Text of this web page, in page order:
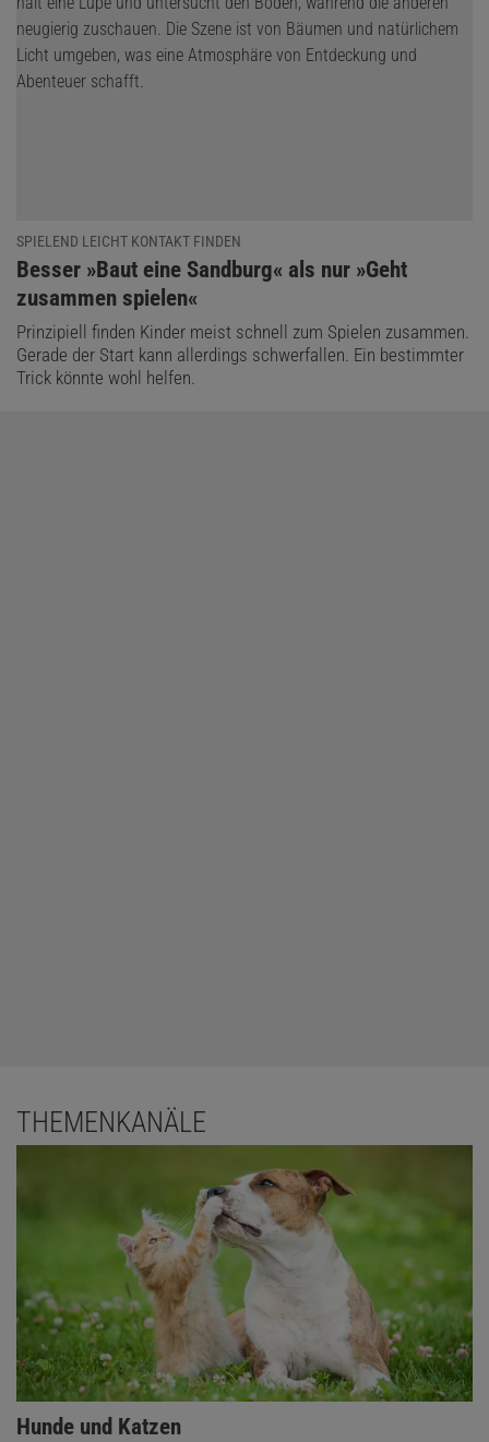
SPIELEND LEICHT KONTAKT FINDEN
:
Besser »Baut eine Sandburg« als nur »Geht
zusammen spielen«
Prinzipiell finden Kinder meist schnell zum Spielen zusammen.
Gerade der Start kann allerdings schwerfallen. Ein bestimmter
Trick könnte wohl helfen.
THEMENKANÄLE
Hunde und Katzen